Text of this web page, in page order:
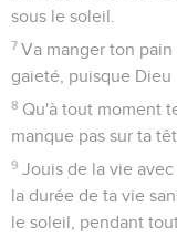
sous le soleil.
7 Va manger ton
gaieté, puisque Dieu
8 Qu'à tout moment
manque pas sur ta
9 Jouis de la vie
la durée de ta vie
le soleil, pendant